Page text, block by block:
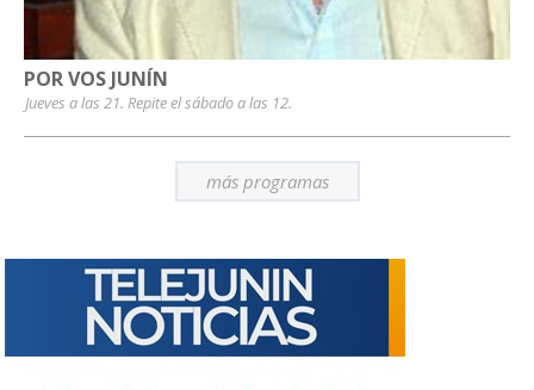
POR VOS JUNÍN
Jueves a las 21. Repite el sábado a las 12.
más programas